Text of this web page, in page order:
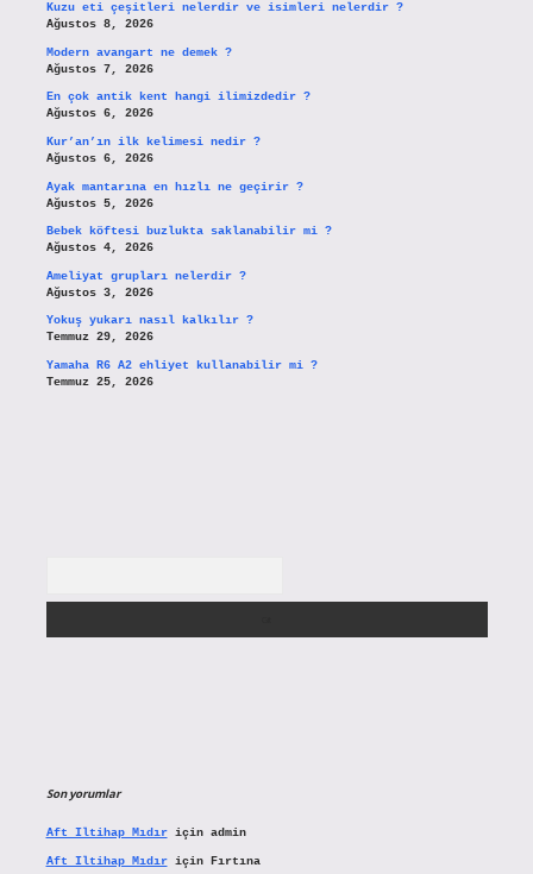
Kuzu eti çeşitleri nelerdir ve isimleri nelerdir ?
Ağustos 8, 2026
Modern avangart ne demek ?
Ağustos 7, 2026
En çok antik kent hangi ilimizdedir ?
Ağustos 6, 2026
Kur’an’ın ilk kelimesi nedir ?
Ağustos 6, 2026
Ayak mantarına en hızlı ne geçirir ?
Ağustos 5, 2026
Bebek köftesi buzlukta saklanabilir mi ?
Ağustos 4, 2026
Ameliyat grupları nelerdir ?
Ağustos 3, 2026
Yokuş yukarı nasıl kalkılır ?
Temmuz 29, 2026
Yamaha R6 A2 ehliyet kullanabilir mi ?
Temmuz 25, 2026
Son yorumlar
Aft Iltihap Mıdıriçin admin
Aft Iltihap Mıdıriçin Fırtına